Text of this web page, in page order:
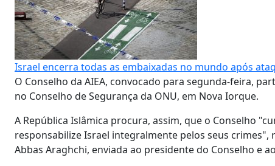
Israel encerra todas as embaixadas no mundo após
O Conselho da AIEA, convocado para segunda-feira,
no Conselho de Segurança da ONU, em Nova Iorque.
A República Islâmica procura, assim, que o Conselho
responsabilize Israel integralmente pelos seus
Abbas Araghchi, enviada ao presidente do Conselho e